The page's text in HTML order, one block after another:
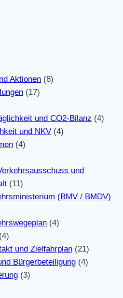
Aktionen (8)
(17)
und CO2-Bilanz (4)
und NKV (4)
(4)
und
(11)
(BMV / BMDV)
(4)
(4)
und Zielfahrplan (21)
Bürgerbeteiligung (4)
(3)